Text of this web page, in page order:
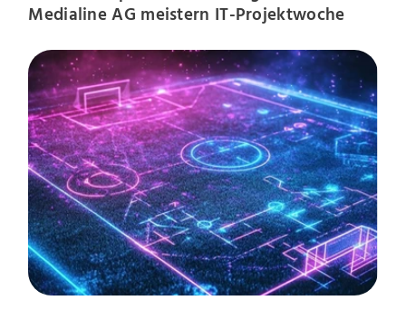
Medialine AG meistern IT-Projektwoche